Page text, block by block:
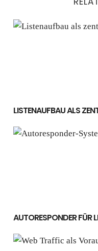
Listenaufbau als
LISTENAUFBAU ALS
Autoresponder für
AUTORESPONDER FÜR
Web Traffic: